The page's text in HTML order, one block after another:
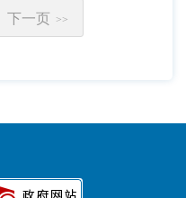
下一页 >>